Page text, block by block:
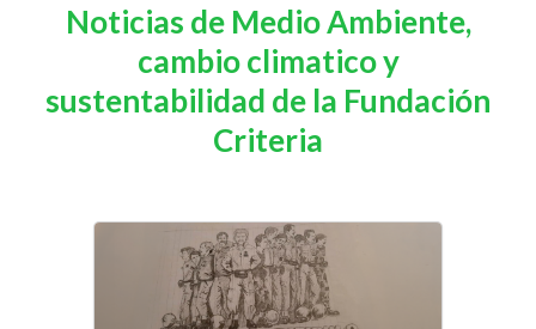
Noticias de Medio Ambiente,
cambio climatico y
sustentabilidad de la Fundación
Criteria